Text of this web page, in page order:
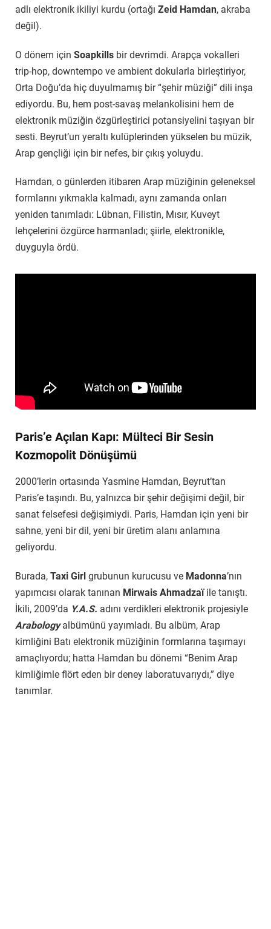
adlı elektronik ikiliyi kurdu (ortağı Zeid Hamdan, akraba
değil).
O dönem için Soapkills bir devrimdi. Arapça vokalleri
trip-hop, downtempo ve ambient dokularla birleştiriyor,
Orta Doğu’da hiç duyulmamış bir “şehir müziği” dili inşa
ediyordu. Bu, hem post-savaş melankolisini hem de
elektronik müziğin özgürleştirici potansiyelini taşıyan bir
sesti. Beyrut’un yeraltı kulüplerinden yükselen bu müzik,
Arap gençliği için bir nefes, bir çıkış yoluydu.
Hamdan, o günlerden itibaren Arap müziğinin geleneksel
formlarını yıkmakla kalmadı, aynı zamanda onları
yeniden tanımladı: Lübnan, Filistin, Mısır, Kuveyt
lehçelerini özgürce harmanladı; şiirle, elektronikle,
duyguyla ördü.
Paris’e Açılan Kapı: Mülteci Bir Sesin
Kozmopolit Dönüşümü
2000’lerin ortasında Yasmine Hamdan, Beyrut’tan
Paris’e taşındı. Bu, yalnızca bir şehir değişimi değil, bir
sanat felsefesi değişimiydi. Paris, Hamdan için yeni bir
sahne, yeni bir dil, yeni bir üretim alanı anlamına
geliyordu.
Burada, Taxi Girl grubunun kurucusu ve Madonna’nın
yapımcısı olarak tanınan Mirwais Ahmadzaïile tanıştı.
İkili, 2009’da Y.A.S. adını verdikleri elektronik projesiyle
Arabologyalbümünü yayımladı. Bu albüm, Arap
kimliğini Batı elektronik müziğinin formlarına taşımayı
amaçlıyordu; hatta Hamdan bu dönemi “Benim Arap
kimliğimle flört eden bir deney laboratuvarıydı,” diye
tanımlar.